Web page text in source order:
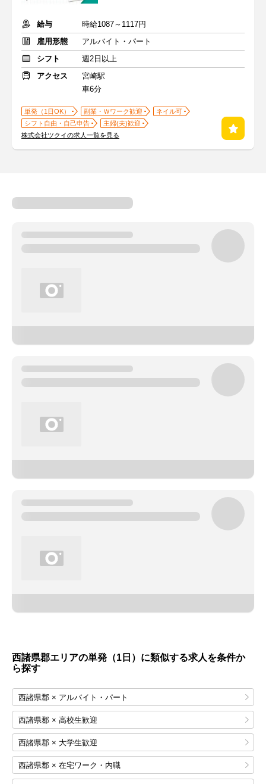
給与
時給1087～1117円
雇用形態
アルバイト・パート
シフト
週2日以上
アクセス
宮崎駅
車6分
単発（1日OK） 副業・Ｗワーク歓迎
ネイル可
シフト自由・自己申告
主婦(夫)歓迎
株式会社ツクイの求人一覧を見る
西諸県郡エリアの単発（1日）に類似する求人を条件か
ら探す
西諸県郡 × アルバイト・パート
西諸県郡 × 高校生歓迎
西諸県郡 × 大学生歓迎
西諸県郡 × 在宅ワーク・内職